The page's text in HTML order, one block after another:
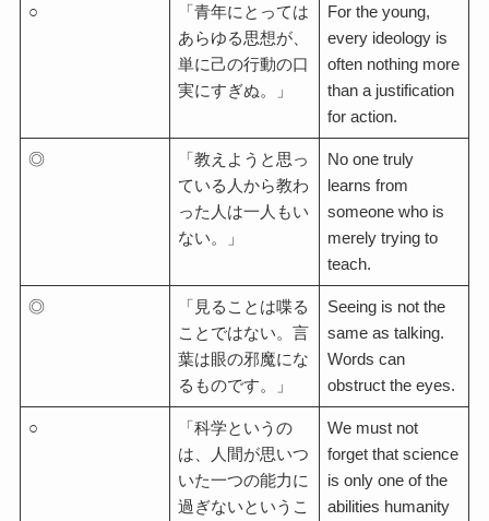
○
「青年にとっては
あらゆる思想が、
単に己の行動の口
実にすぎぬ。」
For the young,
every ideology is
often nothing more
than a justification
for action.
◎
「教えようと思っ
ている人から教わ
った人は一人もい
ない。」
No one truly
learns from
someone who is
merely trying to
teach.
◎
「見ることは喋る
ことではない。言
葉は眼の邪魔にな
るものです。」
Seeing is not the
same as talking.
Words can
obstruct the eyes.
○
「科学というの
は、人間が思いつ
いた一つの能力に
過ぎないというこ
We must not
forget that science
is only one of the
abilities humanity